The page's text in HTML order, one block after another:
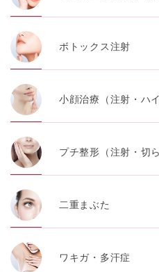
ボトックス注射
小顔治療（注射・ハ
プチ整形（注射・切
二重まぶた
ワキガ・多汗症